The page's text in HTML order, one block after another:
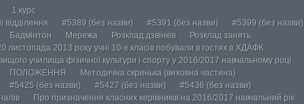
1 курс
відділення #5389 (без назви) #5391 (без назви)
#5399 (без назви)
Бадмінтон Мережа Розклад дзвінків
Розклад занять
листопада 2013 року учні 10-х класів побували в гостях в ХДАФК.
училища фізичної культури і спорту у 2016/2017 навчальному році
ПОЛОЖЕННЯ
Методична скринька (виховна частина)
#5425 (без назви) #5427 (без назви)
#5436 (без назви)
Про призначення класних керівників на 2016/2017 навчальний рік